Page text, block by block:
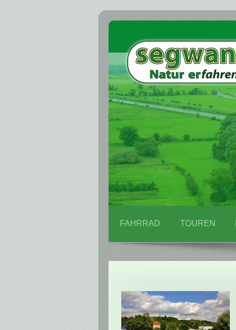
FAHRRAD TOUREN